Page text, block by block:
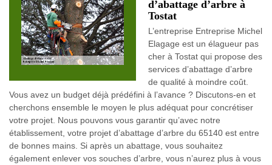
d’abattage d’arbre à
Tostat
L’entreprise Entreprise Michel
Elagage est un élagueur pas
cher à Tostat qui propose des
services d’abattage d’arbre
de qualité à moindre coût.
Vous avez un budget déjà prédéfini à l’avance ? Discutons-en et
cherchons ensemble le moyen le plus adéquat pour concrétiser
votre projet. Nous pouvons vous garantir qu’avec notre
établissement, votre projet d’abattage d’arbre du 65140 est entre
de bonnes mains. Si après un abattage, vous souhaitez
également enlever vos souches d’arbre, vous n’aurez plus à vous